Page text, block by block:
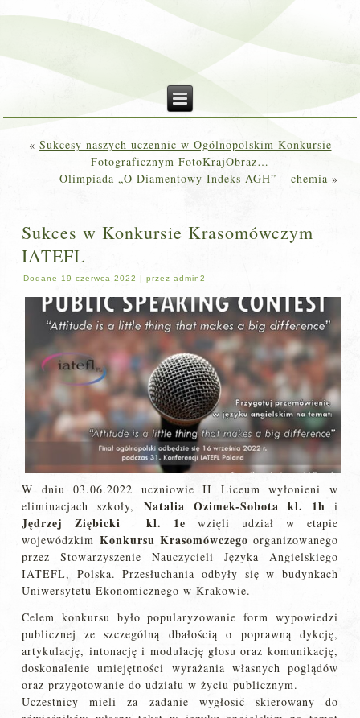
« Sukcesy naszych uczennic w Ogólnopolskim Konkursie
Fotograficznym FotoKrajObraz…
Olimpiada „O Diamentowy Indeks AGH” – chemia »
Sukces w Konkursie Krasomówczym
IATEFL
Dodane 19 czerwca 2022 |przez admin2
W dniu 03.06.2022 uczniowie II Liceum wyłonieni w
eliminacjach szkoły, Natalia Ozimek-Sobota kl. 1h i
Jędrzej Ziębicki kl. 1e wzięli udział w etapie
wojewódzkim Konkursu Krasomówczego organizowanego
przez Stowarzyszenie Nauczycieli Języka Angielskiego
IATEFL, Polska. Przesłuchania odbyły się w budynkach
Uniwersytetu Ekonomicznego w Krakowie.
Celem konkursu było popularyzowanie form wypowiedzi
publicznej ze szczególną dbałością o poprawną dykcję,
artykulację, intonację i modulację głosu oraz komunikację,
doskonalenie umiejętności wyrażania własnych poglądów
oraz przygotowanie do udziału w życiu publicznym.
Uczestnicy mieli za zadanie wygłosić skierowany do